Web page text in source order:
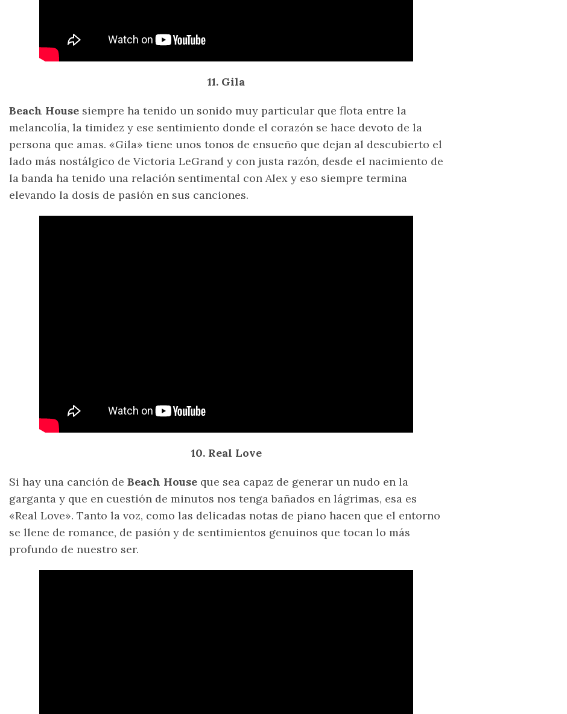
11. Gila
Beach House siempre ha tenido un sonido muy particular que flota entre la
melancolía, la timidez y ese sentimiento donde el corazón se hace devoto de la
persona que amas. «Gila» tiene unos tonos de ensueño que dejan al descubierto el
lado más nostálgico de Victoria LeGrand y con justa razón, desde el nacimiento de
la banda ha tenido una relación sentimental con Alex y eso siempre termina
elevando la dosis de pasión en sus canciones.
10. Real Love
Si hay una canción de Beach House que sea capaz de generar un nudo en la
garganta y que en cuestión de minutos nos tenga bañados en lágrimas, esa es
«Real Love». Tanto la voz, como las delicadas notas de piano hacen que el entorno
se llene de romance, de pasión y de sentimientos genuinos que tocan lo más
profundo de nuestro ser.